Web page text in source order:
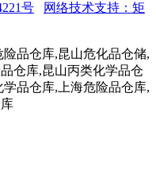
号
网络技术支持：矩
品仓库,昆山危化品仓储,
仓库,昆山丙类化学品仓
品仓库,上海危险品仓库,